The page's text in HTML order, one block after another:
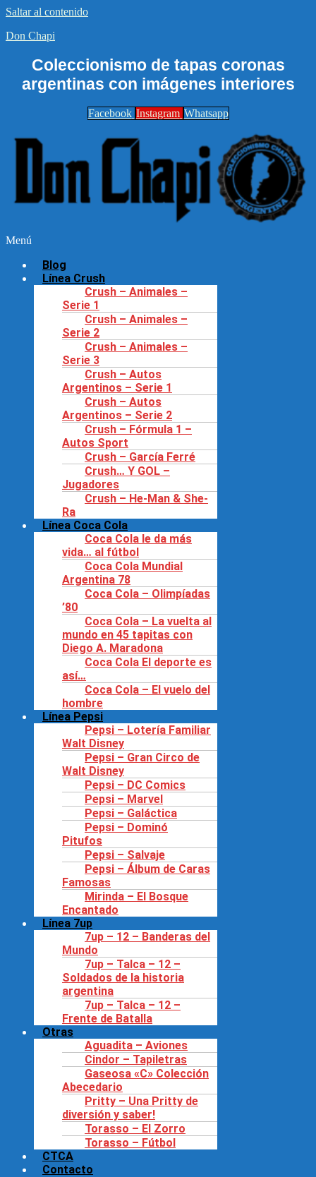
Saltar al contenido
Don Chapi
Coleccionismo de tapas coronas
argentinas con imágenes interiores
Facebook Instagram Whatsapp
Menú
Blog
Línea Crush
Crush – Animales –
Serie 1
Crush – Animales –
Serie 2
Crush – Animales –
Serie 3
Crush – Autos
Argentinos – Serie 1
Crush – Autos
Argentinos – Serie 2
Crush – Fórmula 1 –
Autos Sport
Crush – García Ferré
Crush… Y GOL –
Jugadores
Crush – He-Man & She-
Ra
Línea Coca Cola
Coca Cola le da más
vida… al fútbol
Coca Cola Mundial
Argentina 78
Coca Cola – Olimpíadas
’80
Coca Cola – La vuelta al
mundo en 45 tapitas con
Diego A. Maradona
Coca Cola El deporte es
así…
Coca Cola – El vuelo del
hombre
Línea Pepsi
Pepsi – Lotería Familiar
Walt Disney
Pepsi – Gran Circo de
Walt Disney
Pepsi – DC Comics
Pepsi – Marvel
Pepsi – Galáctica
Pepsi – Dominó
Pitufos
Pepsi – Salvaje
Pepsi – Álbum de Caras
Famosas
Mirinda – El Bosque
Encantado
Línea 7up
7up – 12 – Banderas del
Mundo
7up – Talca – 12 –
Soldados de la historia
argentina
7up – Talca – 12 –
Frente de Batalla
Otras
Aguadita – Aviones
Cindor – Tapiletras
Gaseosa «C» Colección
Abecedario
Pritty – Una Pritty de
diversión y saber!
Torasso – El Zorro
Torasso – Fútbol
CTCA
Contacto